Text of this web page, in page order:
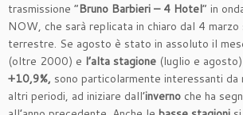
trasmissione “Bruno Barbieri – 4 Hotel” in
NOW, che sarà replicata in chiaro dal 4
terrestre. Se agosto è stato in assoluto il
(oltre 2000) e l’alta stagione (luglio e
+10,9%, sono particolarmente interessanti
altri periodi, ad iniziare dall’inverno che ha